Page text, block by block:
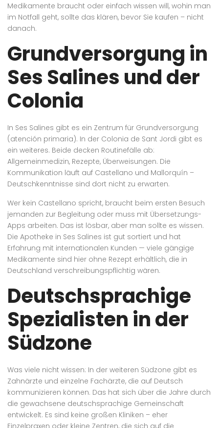
Medikamente braucht oder einfach wissen will, wohin man
im Notfall geht, sollte das klären, bevor Sie kaufen – nicht
danach.
Grundversorgung in
Ses Salines und der
Colonia
In Ses Salines gibt es ein Zentrum für Grundversorgung
(atención primaria). In der Colonia de Sant Jordi gibt es
ein weiteres. Beide decken Routinefälle ab:
Allgemeinmedizin, Rezepte, Überweisungen. Die
Kommunikation läuft auf Castellano und Mallorquín –
Deutschkenntnisse sind dort nicht zu erwarten.
Wer kein Castellano spricht, braucht beim ersten Besuch
jemanden zur Begleitung oder muss mit Übersetzungs-
Apps arbeiten. Das ist lösbar, aber man sollte es wissen.
Die Apotheke in Ses Salines ist gut sortiert und hat
Erfahrung mit internationalen Kunden — viele gängige
Medikamente sind hier ohne Rezept erhältlich, die in
Deutschland verschreibungspflichtig wären.
Deutschsprachige
Spezialisten in der
Südzone
Was viele nicht wissen: In der weiteren Südzone gibt es
Zahnärzte und einzelne Fachärzte, die auf Deutsch
kommunizieren können. Das hat sich über die Jahre durch
die gewachsene deutschsprachige Gemeinschaft
entwickelt. Es sind keine großen Kliniken – eher
Einzelpraxen oder kleine Zentren, die sich auf die